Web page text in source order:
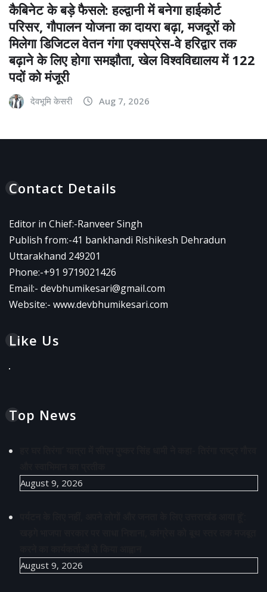
कैबिनेट के बड़े फैसले: हल्द्वानी में बनेगा हाईकोर्ट
परिसर, गौपालन योजना का दायरा बढ़ा, मजदूरों को
मिलेगा डिजिटल वेतन गंगा एक्सप्रेस-वे हरिद्वार तक
बढ़ाने के लिए होगा समझौता, खेल विश्वविद्यालय में 122
पदों को मंजूरी
देवभूमि केसरी Aug 7, 2026
Contact Details
Editor in Chief:-Ranveer Singh
Publish from:-41 bankhandi Rishikesh Dehradun
Uttarakhand 249201
Phone:-+91 9719021426
Email:- devbhumikesari@gmail.com
Website:- www.devbhumikesari.com
Like Us
Top News
August 9, 2026
August 9, 2026